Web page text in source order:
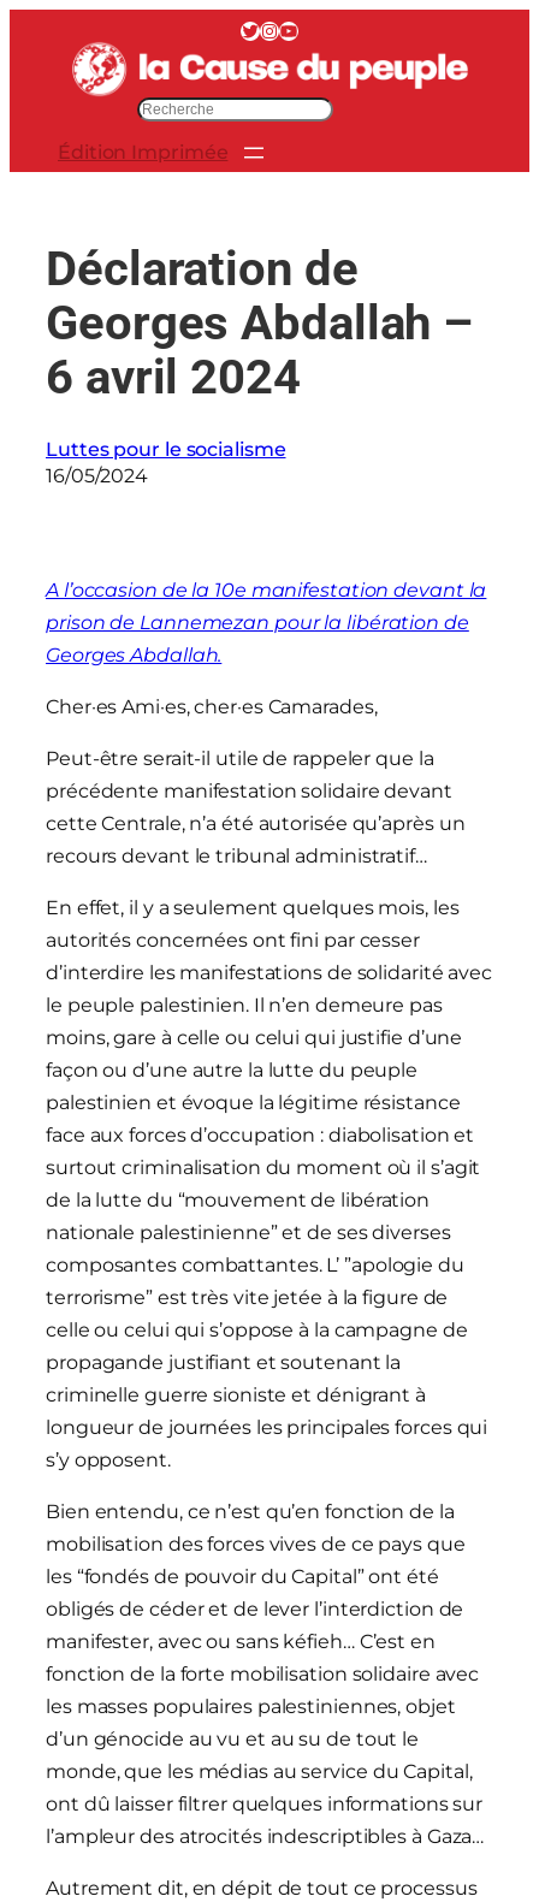
contenu
Twitter InstagramYouTube
e
Édition Imprimée
Déclaration de
Georges Abdallah –
6 avril 2024
Luttes pour le socialisme
16/05/2024
A l’occasion de la 10e manifestation devant la
prison de Lannemezan pour la libération de
Georges Abdallah.
Cher·es Ami·es, cher·es Camarades,
Peut-être serait-il utile de rappeler que la
précédente manifestation solidaire devant
cette Centrale, n’a été autorisée qu’après un
recours devant le tribunal administratif…
En effet, il y a seulement quelques mois, les
autorités concernées ont fini par cesser
d’interdire les manifestations de solidarité avec
le peuple palestinien. Il n’en demeure pas
moins, gare à celle ou celui qui justifie d’une
façon ou d’une autre la lutte du peuple
palestinien et évoque la légitime résistance
face aux forces d’occupation : diabolisation et
surtout criminalisation du moment où il s’agit
de la lutte du “mouvement de libération
nationale palestinienne” et de ses diverses
composantes combattantes. L’ ”apologie du
terrorisme” est très vite jetée à la figure de
celle ou celui qui s’oppose à la campagne de
propagande justifiant et soutenant la
criminelle guerre sioniste et dénigrant à
longueur de journées les principales forces qui
s’y opposent.
Bien entendu, ce n’est qu’en fonction de la
mobilisation des forces vives de ce pays que
les “fondés de pouvoir du Capital” ont été
obligés de céder et de lever l’interdiction de
manifester, avec ou sans kéfieh… C’est en
fonction de la forte mobilisation solidaire avec
les masses populaires palestiniennes, objet
d’un génocide au vu et au su de tout le
monde, que les médias au service du Capital,
ont dû laisser filtrer quelques informations sur
l’ampleur des atrocités indescriptibles à Gaza…
Autrement dit, en dépit de tout ce processus